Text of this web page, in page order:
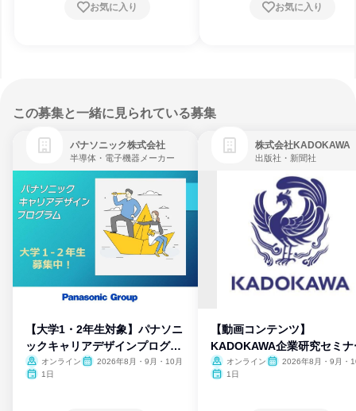
お気に入り お気に入り
この募集と一緒に見られている募集
パナソニック株式会社
半導体・電子機器メーカー
【大学1・2年生対象】パナソニ
ックキャリアデザインプログラ
ム
オンライン
2026年8月・9月・10月
1日
株式会社KADOKAWA
出版社・新聞社
【動画コンテンツ】
KADOKAWA企業研究セミナ
オンライン
2026年8月・9月・
1日